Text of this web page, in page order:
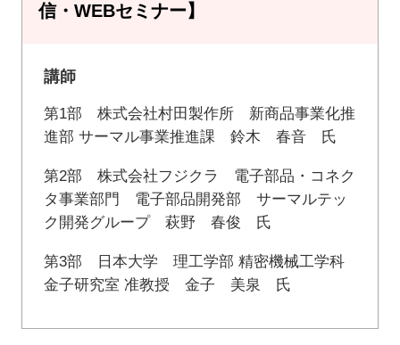
信・WEBセミナー】
講師
第1部 株式会社村田製作所 新商品事業化推
進部 サーマル事業推進課 鈴木 春音 氏
第2部 株式会社フジクラ 電子部品・コネク
タ事業部門 電子部品開発部 サーマルテッ
ク開発グループ 萩野 春俊 氏
第3部 日本大学 理工学部 精密機械工学科
金子研究室 准教授 金子 美泉 氏